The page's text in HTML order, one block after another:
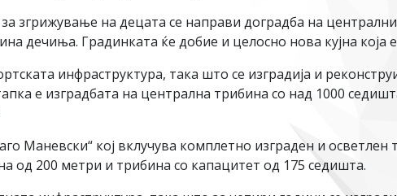
згрижување на децата се направи доградба на
дечиња. Градинката ќе добие и целосно нова кујна која
инфраструктура, така што се изградија и
е изградбата на централна трибина со над 1000
Маневски“ кој вклучува комплетно изграден и осветлен
од 200 метри и трибина со капацитет од 175 седишта.